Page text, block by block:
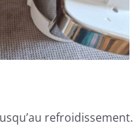
refroidissement.